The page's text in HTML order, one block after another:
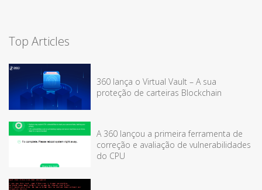
Top Articles
360 lança o Virtual Vault – A sua
proteção de carteiras Blockchain
A 360 lançou a primeira ferramenta de
correção e avaliação de vulnerabilidades
do CPU